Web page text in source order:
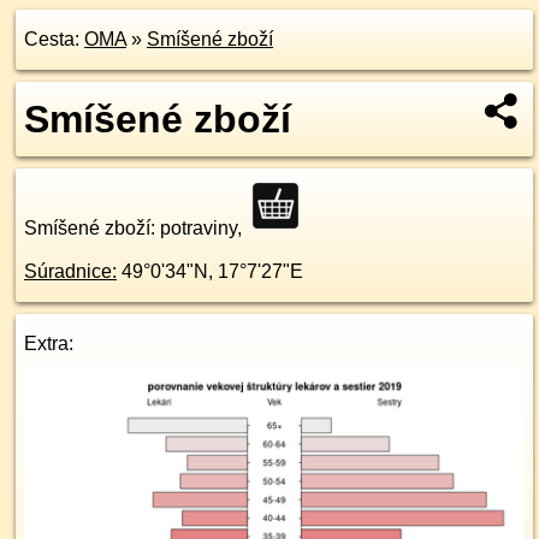
Cesta: OMA» Smíšené zboží
Smíšené zboží
Smíšené zboží: potraviny,
Súradnice: 49°0'34"N , 17°7'27"E
Extra: